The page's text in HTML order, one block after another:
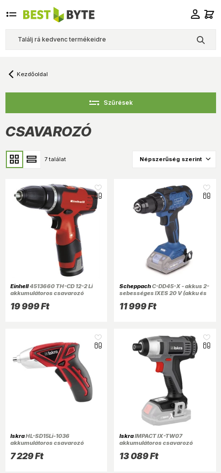
Kezdőoldal
CSAVAROZÓ
7 találat
Einhell4513660 TH-CD 12-2 Li
akkumulátoros csavarozó
19 999 Ft
ScheppachC-DD45-X - akkus 2-
sebességes IXES 20 V (akku és
11 999 Ft
IskraHL-SD15Li-1036
akkumulátoros csavarozó
7 229 Ft
IskraIMPACT IX-TW07
akkumulátoros csavarozó
13 089 Ft
Szűrések